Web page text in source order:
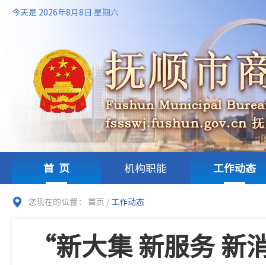
今天是 2026年8月8日 星期六
首页 机构职能 工作动态
您现在的位置： 首页 / 工作动态
“新大集 新服务